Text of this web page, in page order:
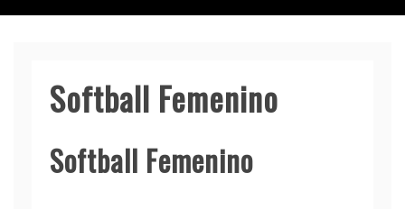
Softball​ Femenino
Softball Femenino